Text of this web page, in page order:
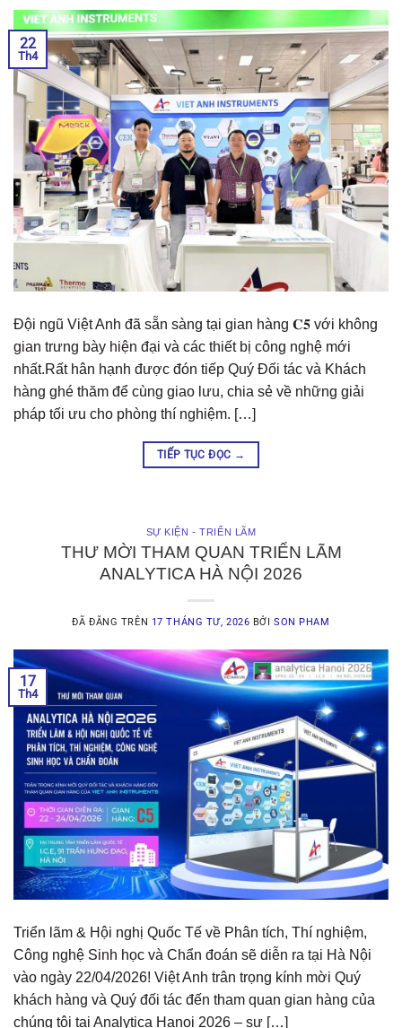
22
Th4
Đội ngũ Việt Anh đã sẵn sàng tại gian hàng 𝐂𝟓 với không
gian trưng bày hiện đại và các thiết bị công nghệ mới
nhất.Rất hân hạnh được đón tiếp Quý Đối tác và Khách
hàng ghé thăm để cùng giao lưu, chia sẻ về những giải
pháp tối ưu cho phòng thí nghiệm. […]
TIẾP TỤC ĐỌC →
SỰ KIỆN - TRIỂN LÃM
THƯ MỜI THAM QUAN TRIỂN LÃM
ANALYTICA HÀ NỘI 2026
ĐÃ ĐĂNG TRÊN 17 THÁNG TƯ, 2026 BỞISON PHAM
17
Th4
Triển lãm & Hội nghị Quốc Tế về Phân tích, Thí nghiệm,
Công nghệ Sinh học và Chẩn đoán sẽ diễn ra tại Hà Nội
vào ngày 22/04/2026! Việt Anh trân trọng kính mời Quý
khách hàng và Quý đối tác đến tham quan gian hàng của
chúng tôi tại Analytica Hanoi 2026 – sự […]